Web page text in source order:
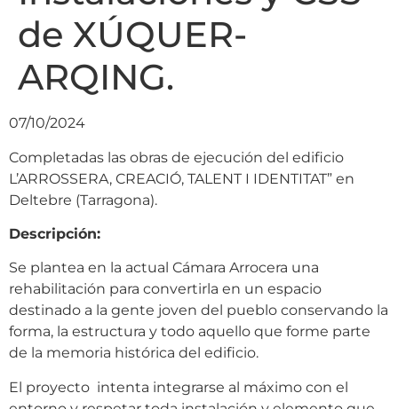
de XÚQUER-
ARQING.
07/10/2024
Completadas las obras de ejecución del edificio
L’ARROSSERA, CREACIÓ, TALENT I IDENTITAT” en
Deltebre (Tarragona).
Descripción:
Se plantea en la actual Cámara Arrocera una
rehabilitación para convertirla en un espacio
destinado a la gente joven del pueblo conservando la
forma, la estructura y todo aquello que forme parte
de la memoria histórica del edificio.
El proyecto intenta integrarse al máximo con el